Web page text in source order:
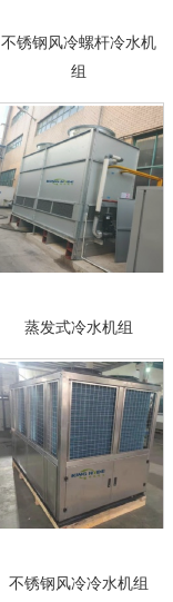
不锈钢风冷螺杆冷水机
组
蒸发式冷水机组
不锈钢风冷冷水机组